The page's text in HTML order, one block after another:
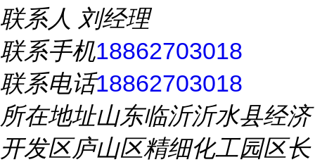
联系人 刘经理
联系手机18862703018
联系电话18862703018
所在地址山东临沂沂水县经济
开发区庐山区精细化工园区长